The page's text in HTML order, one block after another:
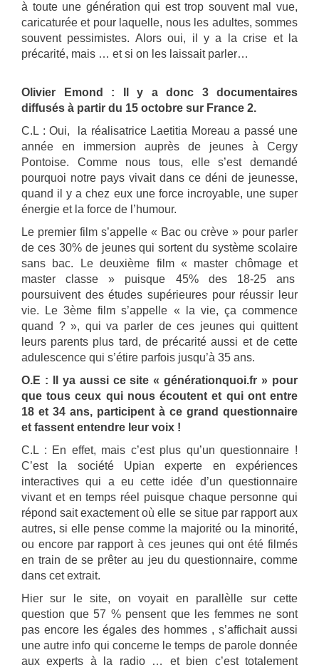
à toute une génération qui est trop souvent mal vue,
caricaturée et pour laquelle, nous les adultes, sommes
souvent pessimistes. Alors oui, il y a la crise et la
précarité, mais … et si on les laissait parler…
Olivier Emond : Il y a donc 3 documentaires
diffusés à partir du 15 octobre sur France 2.
C.L : Oui, la réalisatrice Laetitia Moreau a passé une
année en immersion auprès de jeunes à Cergy
Pontoise. Comme nous tous, elle s’est demandé
pourquoi notre pays vivait dans ce déni de jeunesse,
quand il y a chez eux une force incroyable, une super
énergie et la force de l’humour.
Le premier film s’appelle « Bac ou crève » pour parler
de ces 30% de jeunes qui sortent du système scolaire
sans bac. Le deuxième film « master chômage et
master classe » puisque 45% des 18-25 ans
poursuivent des études supérieures pour réussir leur
vie. Le 3ème film s’appelle « la vie, ça commence
quand ? », qui va parler de ces jeunes qui quittent
leurs parents plus tard, de précarité aussi et de cette
adulescence qui s’étire parfois jusqu’à 35 ans.
O.E : Il ya aussi ce site « générationquoi.fr » pour
que tous ceux qui nous écoutent et qui ont entre
18 et 34 ans, participent à ce grand questionnaire
et fassent entendre leur voix !
C.L : En effet, mais c’est plus qu’un questionnaire !
C’est la société Upian experte en expériences
interactives qui a eu cette idée d’un questionnaire
vivant et en temps réel puisque chaque personne qui
répond sait exactement où elle se situe par rapport aux
autres, si elle pense comme la majorité ou la minorité,
ou encore par rapport à ces jeunes qui ont été filmés
en train de se prêter au jeu du questionnaire, comme
dans cet extrait.
Hier sur le site, on voyait en parallèlle sur cette
question que 57 % pensent que les femmes ne sont
pas encore les égales des hommes , s’affichait aussi
une autre info qui concerne le temps de parole donnée
aux experts à la radio … et bien c’est totalement